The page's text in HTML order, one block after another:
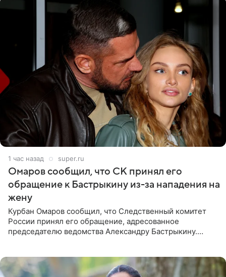
1 час назад super.ru
Омаров сообщил, что СК принял его
обращение к Бастрыкину из-за нападения на
жену
Курбан Омаров сообщил, что Следственный комитет
России принял его обращение, адресованное
председателю ведомства Александру Бастрыкину.